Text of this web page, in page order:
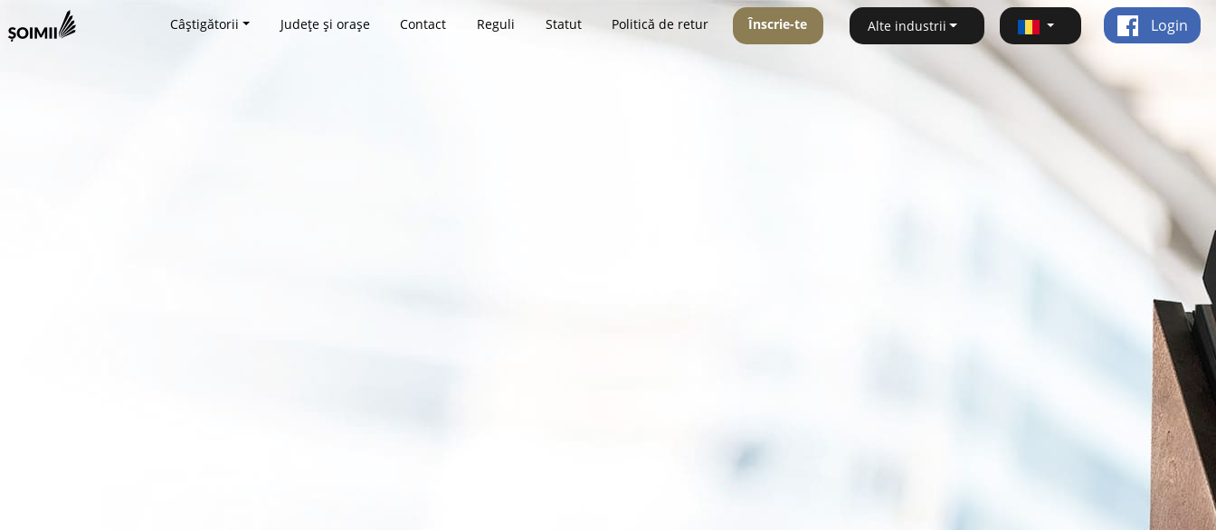
Câștigătorii Județe și orașe Contact Reguli Statut Politică de retur Înscrie-te Alte industrii Login